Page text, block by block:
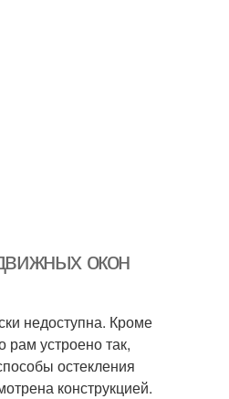
окон
недоступна. Кроме
рам устроено так,
остекления
конструкцией.